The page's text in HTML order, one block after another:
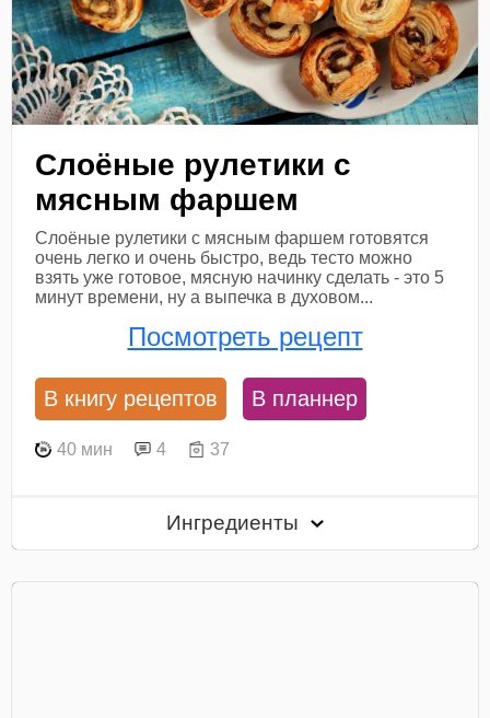
Слоёные рулетики с
мясным фаршем
Слоёные рулетики с мясным фаршем готовятся
очень легко и очень быстро, ведь тесто можно
взять уже готовое, мясную начинку сделать - это 5
минут времени, ну а выпечка в духовом...
Посмотреть рецепт
В книгу рецептов В планнер
40 мин 4 37
Ингредиенты